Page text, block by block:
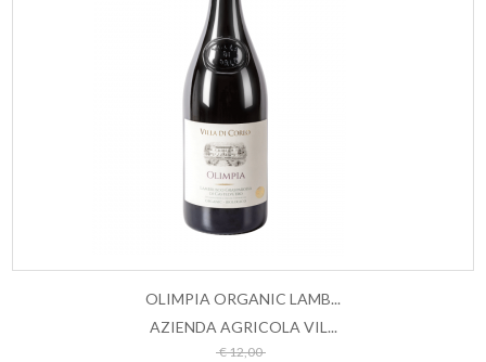
AGGIUNGI AL CARRELLO
OLIMPIA ORGANIC LAMB...
AZIENDA AGRICOLA VIL...
€ 12,00